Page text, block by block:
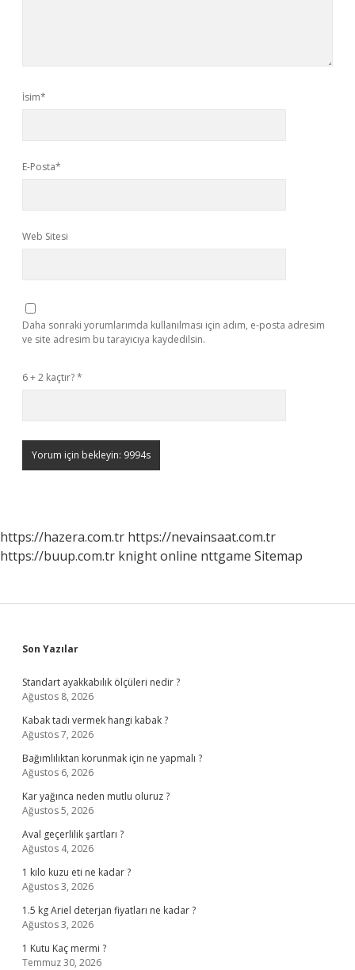
İsim*
E-Posta*
Web Sitesi
Daha sonraki yorumlarımda kullanılması için adım, e-posta adresim
ve site adresim bu tarayıcıya kaydedilsin.
6 + 2 kaçtır?*
https://hazera.com.tr https://nevainsaat.com.tr
https://buup.com.tr knight online nttgame Sitemap
Sidebar
Son Yazılar
Standart ayakkabılık ölçüleri nedir ?
Ağustos 8, 2026
Kabak tadı vermek hangi kabak ?
Ağustos 7, 2026
Bağımlılıktan korunmak için ne yapmalı ?
Ağustos 6, 2026
Kar yağınca neden mutlu oluruz ?
Ağustos 5, 2026
Aval geçerlilik şartları ?
Ağustos 4, 2026
1 kilo kuzu eti ne kadar ?
Ağustos 3, 2026
1.5 kg Ariel deterjan fiyatları ne kadar ?
Ağustos 3, 2026
1 Kutu Kaç mermi ?
Temmuz 30, 2026